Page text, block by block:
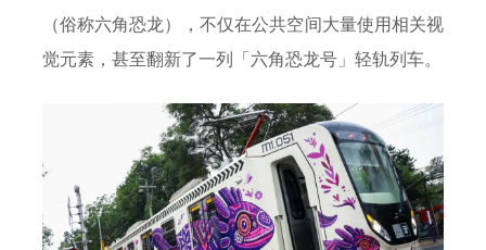
（俗称六角恐龙），不仅在公共空间大量使用相关视
觉元素，甚至翻新了一列「六角恐龙号」轻轨列车。